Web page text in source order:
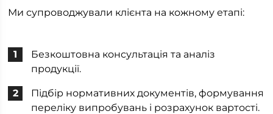
Ми супроводжували клієнта на кожному етапі:
Безкоштовна консультація та аналіз
продукції.
Підбір нормативних документів, формування
переліку випробувань і розрахунок вартості.